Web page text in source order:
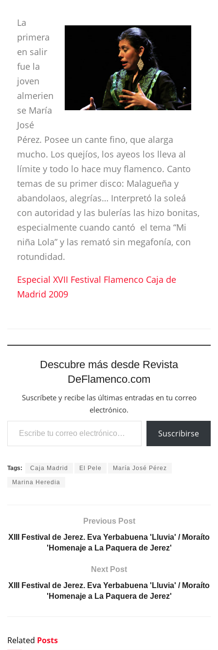
La
primera
en salir
fue la
joven
almerien
se María
José
Pérez. Posee un cante fino, que alarga
mucho. Los quejíos, los ayeos los lleva al
límite y todo lo hace muy flamenco. Canto
temas de su primer disco: Malagueña y
abandolaos, alegrías… Interpretó la soleá
con autoridad y las bulerías las hizo bonitas,
especialmente cuando cantó el tema “Mi
niña Lola” y las remató sin megafonía, con
rotundidad.
Especial XVII Festival Flamenco Caja de
Madrid 2009
Descubre más desde Revista
DeFlamenco.com
Suscríbete y recibe las últimas entradas en tu correo
electrónico.
Escribe tu correo electrónico…
Suscribirse
Tags: Caja Madrid El Pele María José Pérez
Marina Heredia
Previous Post
XIII Festival de Jerez. Eva Yerbabuena 'Lluvia' / Moraíto
'Homenaje a La Paquera de Jerez'
Next Post
XIII Festival de Jerez. Eva Yerbabuena 'Lluvia' / Moraíto
'Homenaje a La Paquera de Jerez'
Related Posts